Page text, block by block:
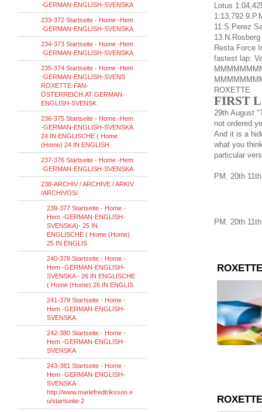
Lotus
1:13,792
11.S.Perez
Resta Force
fastest lap:
ROXETTE
FIRST
29th August "
not ordered
And it is a
what you
particular
PM . 20th 11th
PM . 20th 11th
-GERMAN-ENGLISH-SVENSKA
233-372 Startseite - Home -Hem
-GERMAN-ENGLISH-SVENSKA
234-373 Startseite - Home -Hem
-GERMAN-ENGLISH-SVENSKA
235-374 Startseite - Home -Hem
-GERMAN-ENGLISH-SVENS
ROXETTE-FAN-
ÖSTERREICH.AT GERMAN-
ENGLISH-SVENSK
236-375 Startseite - Home -Hem
-GERMAN-ENGLISH-SVENSKA
24 IN ENGLISCHE ( Home
(Home) 24 IN ENGLISH
237-376 Startseite - Home -Hem
-GERMAN-ENGLISH-SVENSKA
238-ARCHIV / ARCHIVE / ARKIV
/ARCHIVOS/
239-377 Startseite - Home -
Hem -GERMAN-ENGLISH-
SVENSKA)- 25 IN
ENGLISCHE ( Home (Home)
25 IN ENGLIS
240-378 Startseite - Home -
Hem -GERMAN-ENGLISH-
SVENSKA - 26 IN ENGLISCHE
( Home (Home) 26 IN ENGLIS
241-379 Startseite - Home -
Hem -GERMAN-ENGLISH-
SVENSKA
242-380 Startseite - Home -
Hem -GERMAN-ENGLISH-
SVENSKA
243-381 Startseite - Home -
Hem -GERMAN-ENGLISH-
SVENSKA
http://www.mariefredtriksson.e
u/startseite-2